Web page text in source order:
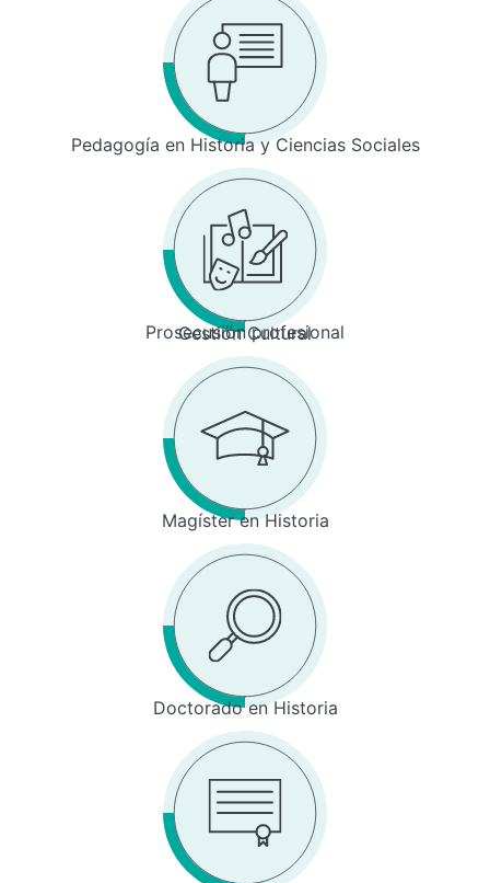
Pedagogía en Historia y Ciencias Sociales
Prosecusión profesional
Gestión Cultural
Magíster en Historia
Doctorado en Historia